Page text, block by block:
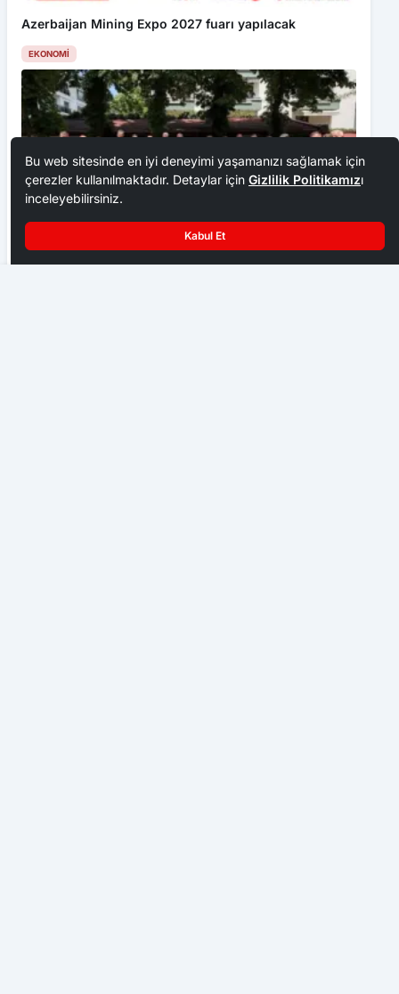
Azerbaijan Mining Expo 2027 fuarı yapılacak
EKONOMI
Bu web sitesinde en iyi deneyimi yaşamanızı sağlamak için
çerezler kullanılmaktadır. Detaylar için Gizlilik Politikamızı
inceleyebilirsiniz.
Kabul Et